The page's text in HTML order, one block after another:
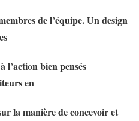
de l’équipe. Un design
l’action bien pensés
en
la manière de concevoir et